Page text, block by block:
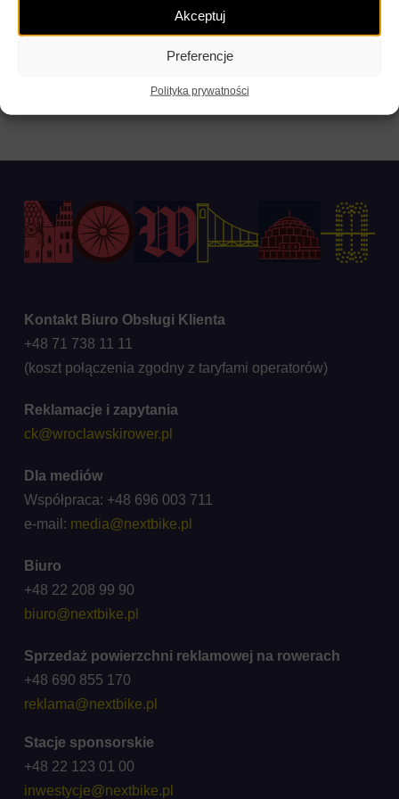
Akceptuj
Preferencje
Polityka prywatności
Kontakt Biuro Obsługi Klienta
+48 71 738 11 11
(koszt połączenia zgodny z taryfami operatorów)
Reklamacje i zapytania
ck@wroclawskirower.pl
Dla mediów
Współpraca: +48 696 003 711
e-mail: media@nextbike.pl
Biuro
+48 22 208 99 90
biuro@nextbike.pl
Sprzedaż powierzchni reklamowej na rowerach
+48 690 855 170
reklama@nextbike.pl
Stacje sponsorskie
+48 22 123 01 00
inwestycje@nextbike.pl